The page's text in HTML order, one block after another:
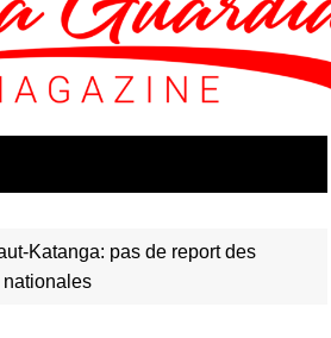
Katanga: pas de report des